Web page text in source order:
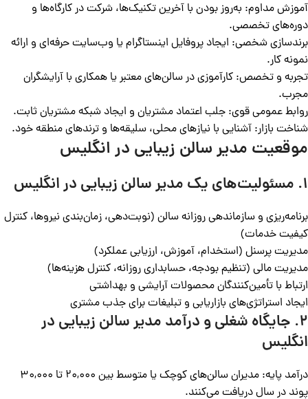
آموزش مداوم: به‌روز بودن با آخرین تکنیک‌ها، شرکت در کارگاه‌ها و
دوره‌های تخصصی.
برندسازی شخصی: ایجاد پروفایل اینستاگرام یا وب‌سایت حرفه‌ای و ارائه
نمونه کار.
تجربه و تخصص: کارآموزی در سالن‌های معتبر یا همکاری با آرایشگران
مجرب.
روابط عمومی قوی: جلب اعتماد مشتریان و ایجاد شبکه مشتریان ثابت.
شناخت بازار: آشنایی با نیازهای محلی، سلیقه‌ها و ترندهای منطقه خود.
موقعیت مدیر سالن زیبایی در انگلیس
1. مسئولیت‌های یک مدیر سالن زیبایی در انگلیس
برنامه‌ریزی و سازماندهی روزانه سالن (نوبت‌دهی، زمان‌بندی نیروها، کنترل
کیفیت خدمات)
مدیریت پرسنل (استخدام، آموزش، ارزیابی عملکرد)
مدیریت مالی (تنظیم بودجه، حسابداری روزانه، کنترل هزینه‌ها)
ارتباط با تأمین‌کنندگان محصولات آرایشی و بهداشتی
ایجاد استراتژی‌های بازاریابی و تبلیغات برای جذب مشتری
2. جایگاه شغلی و درآمد مدیر سالن زیبایی در
انگلیس
درآمد پایه: مدیران سالن‌های کوچک یا متوسط بین 20,000 تا 30,000
پوند در سال دریافت می‌کنند.